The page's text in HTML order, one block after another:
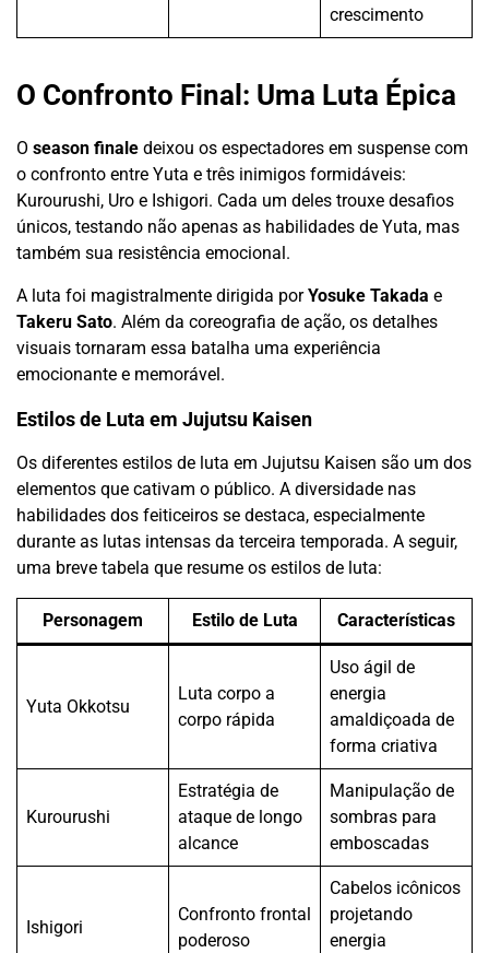
crescimento
O Confronto Final: Uma Luta Épica
O season finale deixou os espectadores em suspense com
o confronto entre Yuta e três inimigos formidáveis:
Kurourushi, Uro e Ishigori. Cada um deles trouxe desafios
únicos, testando não apenas as habilidades de Yuta, mas
também sua resistência emocional.
A luta foi magistralmente dirigida porYosuke Takada e
Takeru Sato. Além da coreografia de ação, os detalhes
visuais tornaram essa batalha uma experiência
emocionante e memorável.
Estilos de Luta em Jujutsu Kaisen
Os diferentes estilos de luta em Jujutsu Kaisen são um dos
elementos que cativam o público. A diversidade nas
habilidades dos feiticeiros se destaca, especialmente
durante as lutas intensas da terceira temporada. A seguir,
uma breve tabela que resume os estilos de luta:
Personagem Estilo de Luta Características
Yuta Okkotsu
Luta corpo a
corpo rápida
Uso ágil de
energia
amaldiçoada de
forma criativa
Kurourushi
Estratégia de
ataque de longo
alcance
Manipulação de
sombras para
emboscadas
Ishigori
Confronto frontal
poderoso
Cabelos icônicos
projetando
energia